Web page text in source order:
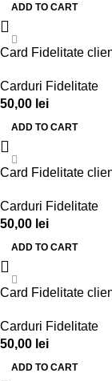
ADD TO CART
Card Fidelitate
Carduri Fidelitate
50,00 lei
ADD TO CART
Card Fidelitate
Carduri Fidelitate
50,00 lei
ADD TO CART
Card Fidelitate
Carduri Fidelitate
50,00 lei
ADD TO CART